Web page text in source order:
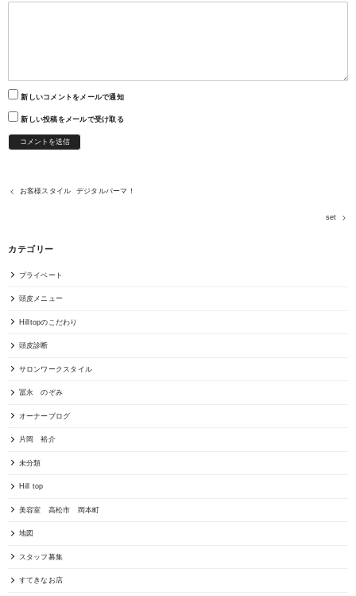
新しいコメントをメールで通知
新しい投稿をメールで受け取る
お客様スタイル デジタルパーマ！
set
カテゴリー
プライベート
頭皮メニュー
Hilltopのこだわり
頭皮診断
サロンワークスタイル
冨永 のぞみ
オーナーブログ
片岡 裕介
未分類
Hill top
美容室 高松市 岡本町
地図
スタッフ募集
すてきなお店